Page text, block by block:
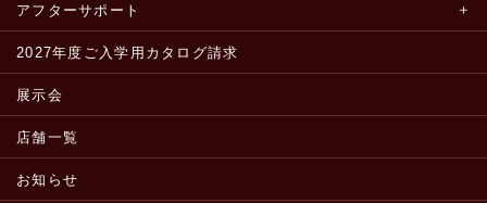
アフターサポート
2027年度ご入学用カタログ請求
展示会
店舗一覧
お知らせ